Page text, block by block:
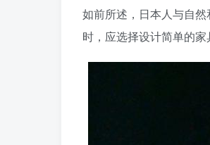
如前所述，日本人与自
时，应选择设计简单的